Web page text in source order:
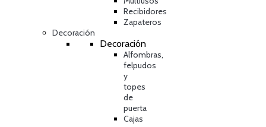
Recibidores
Zapateros
Decoración
Decoración
Alfombras,
felpudos
y
topes
de
puerta
Cajas